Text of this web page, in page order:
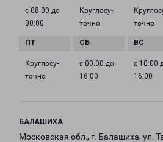
с 08:00 до
00:00
Круглосу­
точно
точно
Круглосу­
точно
с 00:00 до
16:00
с 10:00
16:00
БАЛАШИХА
Московская обл., г. Балашиха, ул.